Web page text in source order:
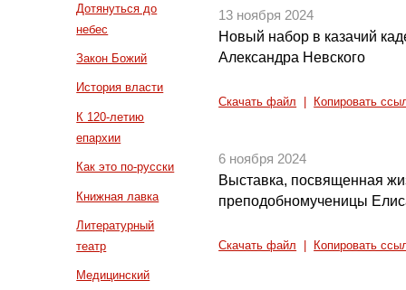
Дотянуться до
небес
Закон Божий
История власти
К 120-летию
епархии
Как это по-русски
Книжная лавка
Литературный
театр
Медицинский
13 ноября 2024
Новый набор в казачий
Александра Невского
Скачать файл Копировать
6 ноября 2024
Выставка, посвященная
преподобномученицы
Скачать файл Копировать